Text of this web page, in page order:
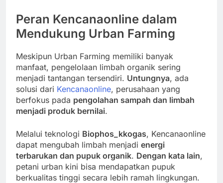
Peran Kencanaonline dalam
Mendukung Urban Farming
Meskipun Urban Farming memiliki banyak
manfaat, pengelolaan limbah organik sering
menjadi tantangan tersendiri. Untungnya, ada
solusi dari Kencanaonline, perusahaan yang
berfokus pada pengolahan sampah dan limbah
menjadi produk bernilai.
Melalui teknologi Biophos_kkogas, Kencanaonline
dapat mengubah limbah menjadi energi
terbarukan dan pupuk organik. Dengan kata lain,
petani urban kini bisa mendapatkan pupuk
berkualitas tinggi secara lebih ramah lingkungan.